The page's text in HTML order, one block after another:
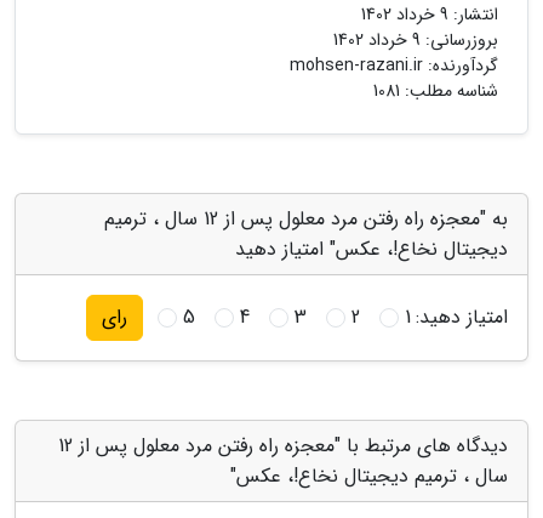
انتشار: 9 خرداد 1402
بروزرسانی: 9 خرداد 1402
گردآورنده: mohsen-razani.ir
شناسه مطلب: 1081
به "معجزه راه رفتن مرد معلول پس از 12 سال ، ترمیم
دیجیتال نخاع!، عکس" امتیاز دهید
امتیاز دهید:1
2
3
4
5 رای
دیدگاه های مرتبط با "معجزه راه رفتن مرد معلول پس از 12
سال ، ترمیم دیجیتال نخاع!، عکس"